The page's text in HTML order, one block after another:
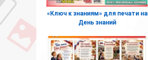
«Ключ к знаниям» для печати на
День знаний